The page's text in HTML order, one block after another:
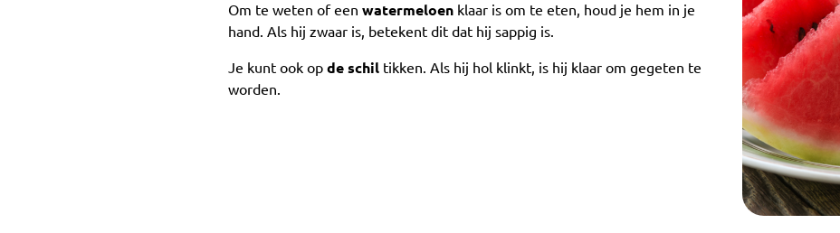
Om te weten of een watermeloen klaar is om te eten, houd je hem in je
hand. Als hij zwaar is, betekent dit dat hij sappig is.
Je kunt ook op de schil tikken. Als hij hol klinkt, is hij klaar om gegeten te
worden.